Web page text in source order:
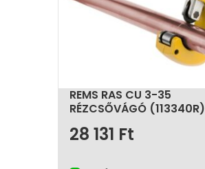
REMS RAS CU 3-35
RÉZCSŐVÁGÓ (113340R)
28 131 Ft